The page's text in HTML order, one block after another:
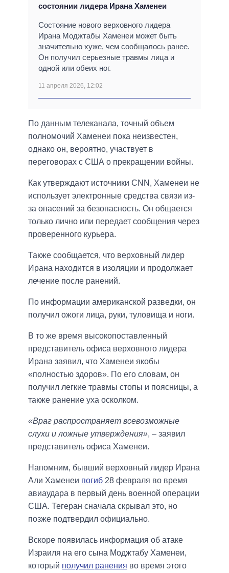
состоянии лидера Ирана Хаменеи
Состояние нового верховного лидера
Ирана Моджтабы Хаменеи может быть
значительно хуже, чем сообщалось ранее.
Он получил серьезные травмы лица и
одной или обеих ног.
11 апреля 2026, 12:02
По данным телеканала, точный объем
полномочий Хаменеи пока неизвестен,
однако он, вероятно, участвует в
переговорах с США о прекращении войны.
Как утверждают источники CNN, Хаменеи не
использует электронные средства связи из-
за опасений за безопасность. Он общается
только лично или передает сообщения через
проверенного курьера.
Также сообщается, что верховный лидер
Ирана находится в изоляции и продолжает
лечение после ранений.
По информации американской разведки, он
получил ожоги лица, руки, туловища и ноги.
В то же время высокопоставленный
представитель офиса верховного лидера
Ирана заявил, что Хаменеи якобы
«полностью здоров». По его словам, он
получил легкие травмы стопы и поясницы, а
также ранение уха осколком.
«Враг распространяет всевозможные
слухи и ложные утверждения», – заявил
представитель офиса Хаменеи.
Напомним, бывший верховный лидер Ирана
Али Хаменеи погиб 28 февраля во время
авиаудара в первый день военной операции
США. Тегеран сначала скрывал это, но
позже подтвердил официально.
Вскоре появилась информация об атаке
Израиля на его сына Моджтабу Хаменеи,
который получил ранения во время этого